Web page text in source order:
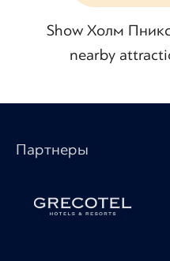
Show Холм
nearby
Партнеры